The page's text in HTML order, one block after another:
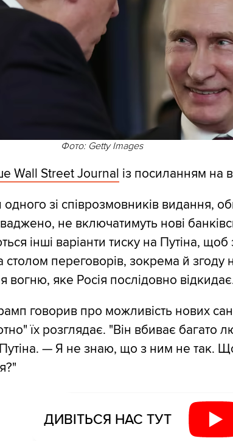
Фото: Getty Images
Wall Street Journal із посиланням на
зі співрозмовників видання,
не включатимуть нові
інші варіанти тиску на Путіна, щоб
столом переговорів, зокрема й згоду
вогню, яке Росія послідовно
говорив про можливість нових
їх розглядає. "Він вбиває багато
— Я не знаю, що з ним не так.
ДИВІТЬСЯ НАС ТУТ